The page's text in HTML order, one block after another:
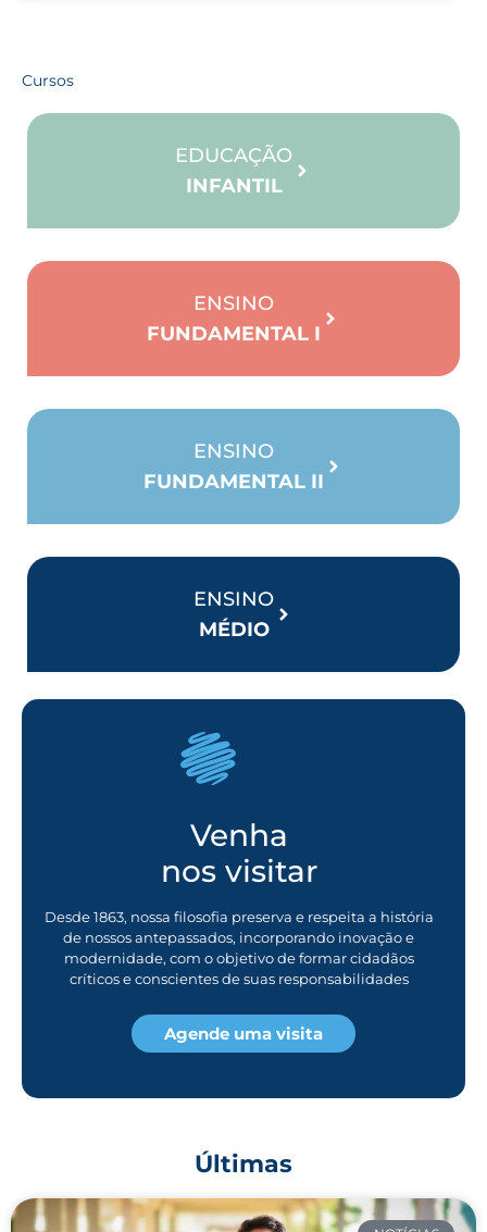
Cursos
EDUCAÇÃO
INFANTIL
ENSINO
FUNDAMENTAL I
ENSINO
FUNDAMENTAL II
ENSINO
MÉDIO
Venha
nos visitar
Desde 1863, nossa filosofia preserva e respeita a história
de nossos antepassados, incorporando inovação e
modernidade, com o objetivo de formar cidadãos
críticos e conscientes de suas responsabilidades
Agende uma visita
Últimas